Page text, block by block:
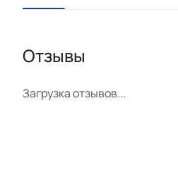
Отзывы
Загрузка отзывов...